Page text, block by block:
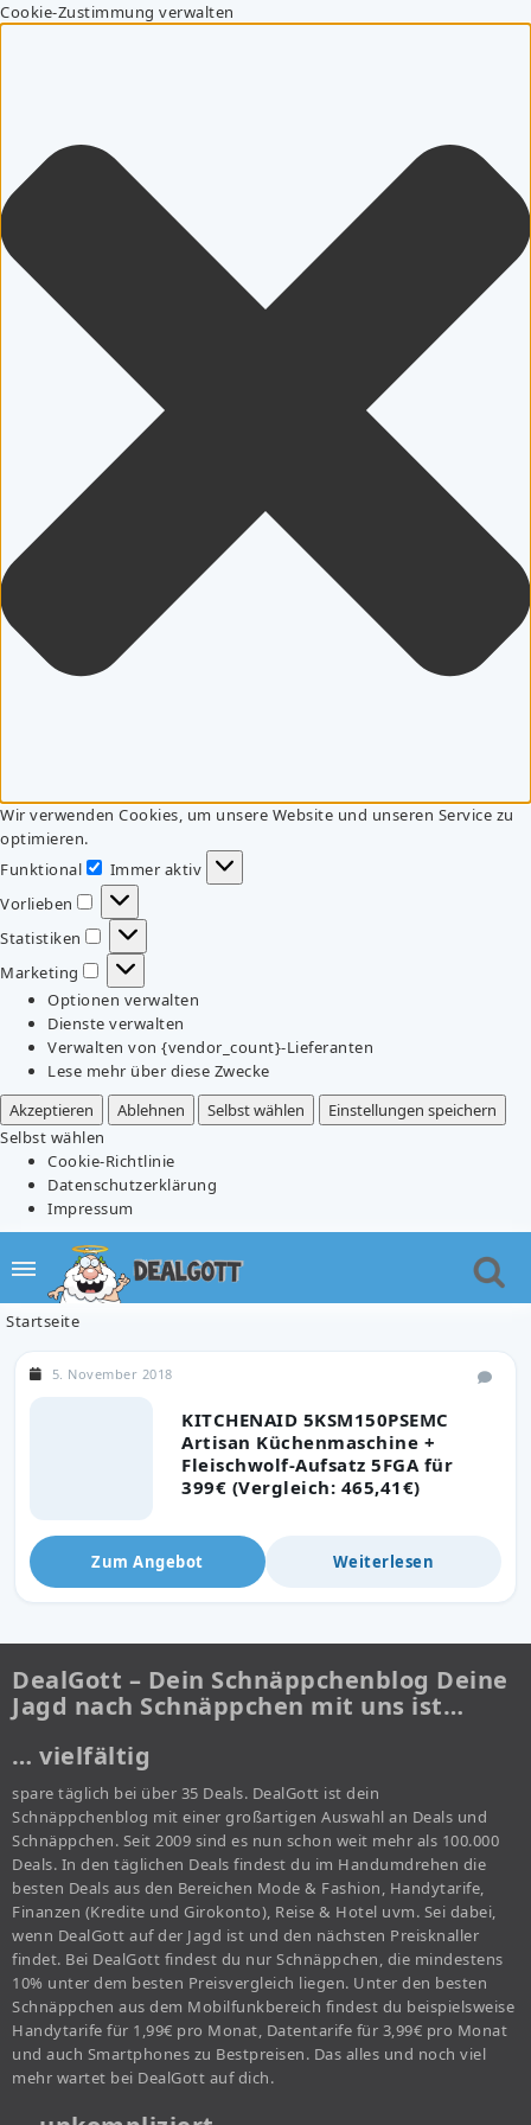
Cookie-Zustimmung verwalten
Wir verwenden Cookies, um unsere Website und unseren Service zu
optimieren.
Funktional
Funktional
Immer aktiv
Vorlieben
Vorlieben
Statistiken
Statistiken
Marketing
Marketing
Optionen verwalten
Dienste verwalten
Verwalten von {vendor_count}-Lieferanten
Lese mehr über diese Zwecke
Akzeptieren
Ablehnen Selbst wählen
Einstellungen speichern
Selbst wählen
Cookie-Richtlinie
Datenschutzerklärung
Impressum
Startseite
KITCHENAID 5KSM150PSEMC
Artisan Küchenmaschine +
Fleischwolf-Aufsatz 5FGA für
399€ (Vergleich: 465,41€)
5. November 2018
Zum Angebot Weiterlesen
DealGott – Dein Schnäppchenblog Deine
Jagd nach Schnäppchen mit uns ist…
… vielfältig
spare täglich bei über 35 Deals. DealGott ist dein
Schnäppchenblog mit einer großartigen Auswahl an Deals und
Schnäppchen. Seit 2009 sind es nun schon weit mehr als 100.000
Deals. In den täglichen Deals findest du im Handumdrehen die
besten Deals aus den Bereichen Mode & Fashion, Handytarife,
Finanzen (Kredite und Girokonto), Reise & Hotel uvm. Sei dabei,
wenn DealGott auf der Jagd ist und den nächsten Preisknaller
findet. Bei DealGott findest du nur Schnäppchen, die mindestens
10% unter dem besten Preisvergleich liegen. Unter den besten
Schnäppchen aus dem Mobilfunkbereich findest du beispielsweise
Handytarife für 1,99€ pro Monat, Datentarife für 3,99€ pro Monat
und auch Smartphones zu Bestpreisen. Das alles und noch viel
mehr wartet bei DealGott auf dich.